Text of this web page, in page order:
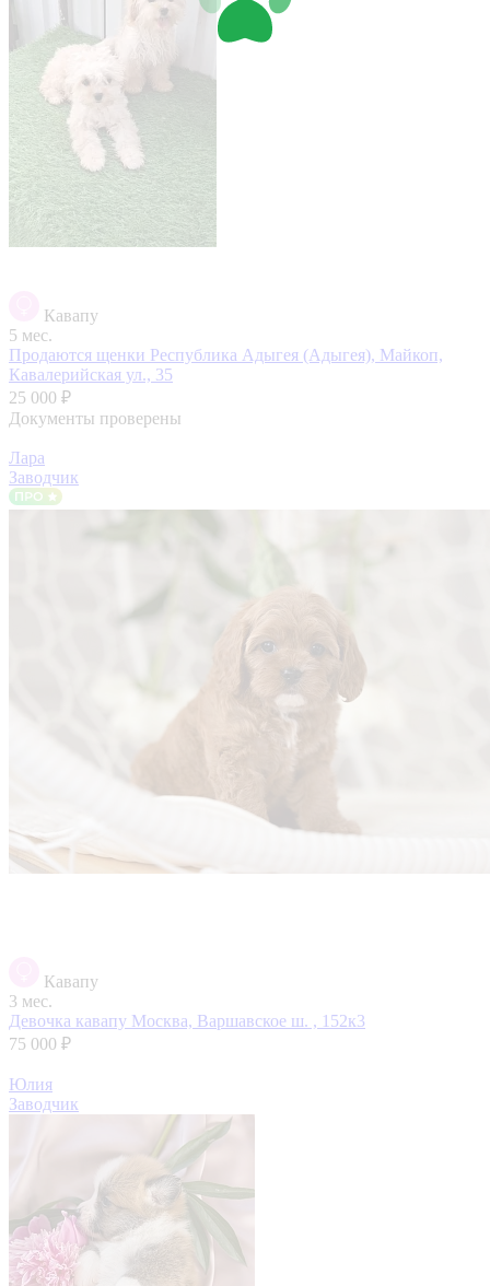
Кавапу
5 мес.
Продаются щенки Республика Адыгея (Адыгея), Майкоп,
Кавалерийская ул., 35
25 000 ₽
Документы проверены
Лара
Заводчик
Кавапу
3 мес.
Девочка кавапу Москва, Варшавское ш. , 152к3
75 000 ₽
Юлия
Заводчик